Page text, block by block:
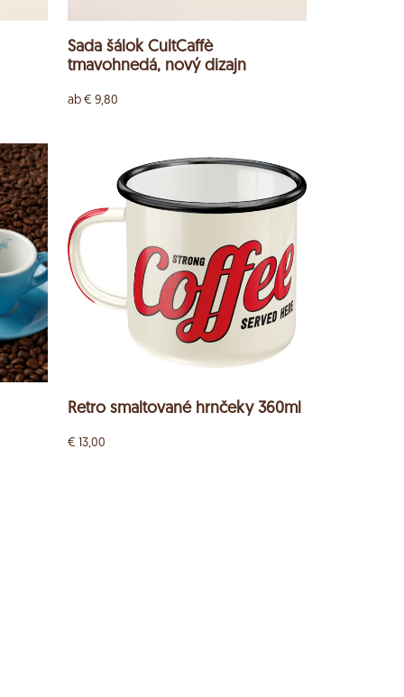
Sada šálok CultCaffè
tmavohnedá, nový dizajn
ab € 9,80
Retro smaltované hrnčeky 360ml
€ 13,00